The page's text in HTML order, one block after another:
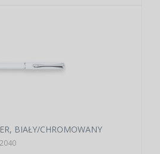
BIAŁY/CHROMOWANY